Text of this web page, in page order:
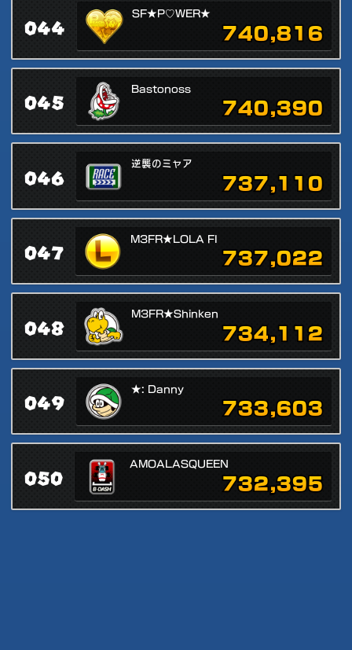
044
SF★P♡WER★
740,816
045
Bastonoss
740,390
046
逆襲のミャア
737,110
047
M3FR★LOLA FI
737,022
048
M3FR★Shinken
734,112
049
★: Danny
733,603
050
AMOALASQUEEN
732,395